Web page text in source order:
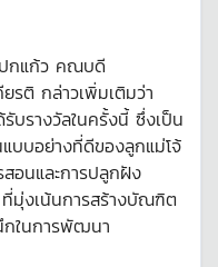
กแก้ว คณบดี
รติ กล่าวเพิ่มเติมว่า
บรางวัลในครั้งนี้ ซึ่งเป็น
บบอย่างที่ดีของลูกแม่โจ้
อนและการปลูกฝัง
มุ่งเน้นการสร้างบัณฑิต
กในการพัฒนา